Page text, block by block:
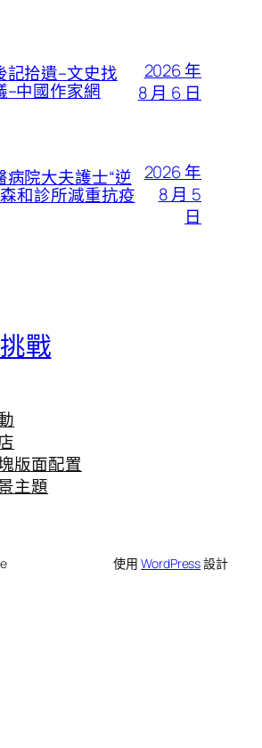
記拾遺–文史找
–中國作家網
2026 年
8 月 6 日
病院大夫護士“逆
和診所減重抗疫
2026 年
8 月 5
日
戰
版面配置
主題
使用WordPress設計